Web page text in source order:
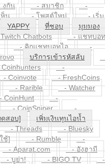
กัน - สมาชิก
-
น - โพสต์ใหม่
- เริ่ม
YAPPY ที่ชอบ
มุมมอง
Chatbots
- แชทบอท
- คิกแชทบอทไอ
-
บริการเข้ารหัสลับ
-
Coinvote
- FreshCoins
- Rarible
- Watcher
-
- CoinSniper
-
สอบ]
เพิ่มเงินทุนไอน้ำ
- Threads
- Bluesky
ช้]
- Rumble
-
- Aparat.com
- อังฮามี
- บูย่า! - BIGO TV
-